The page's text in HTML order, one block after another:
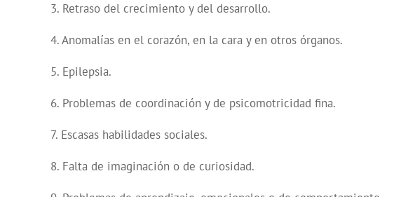
3. Retraso del crecimiento y del desarrollo.
4. Anomalías en el corazón, en la cara y en otros órganos.
5. Epilepsia.
6. Problemas de coordinación y de psicomotricidad fina.
7. Escasas habilidades sociales.
8. Falta de imaginación o de curiosidad.